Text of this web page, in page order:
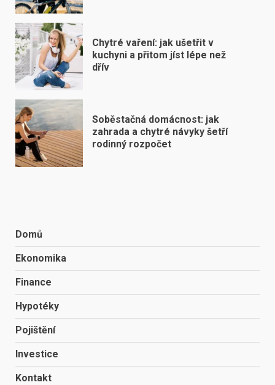
Chytré vaření: jak ušetřit v
kuchyni a přitom jíst lépe než
dřív
Soběstačná domácnost: jak
zahrada a chytré návyky šetří
rodinný rozpočet
Domů
Ekonomika
Finance
Hypotéky
Pojištění
Investice
Kontakt